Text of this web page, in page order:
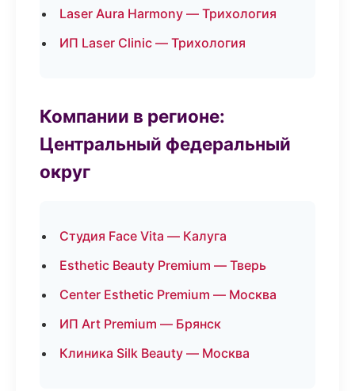
Laser Aura Harmony — Трихология
ИП Laser Clinic — Трихология
Компании в регионе:
Центральный федеральный
округ
Студия Face Vita — Калуга
Esthetic Beauty Premium — Тверь
Center Esthetic Premium — Москва
ИП Art Premium — Брянск
Клиника Silk Beauty — Москва